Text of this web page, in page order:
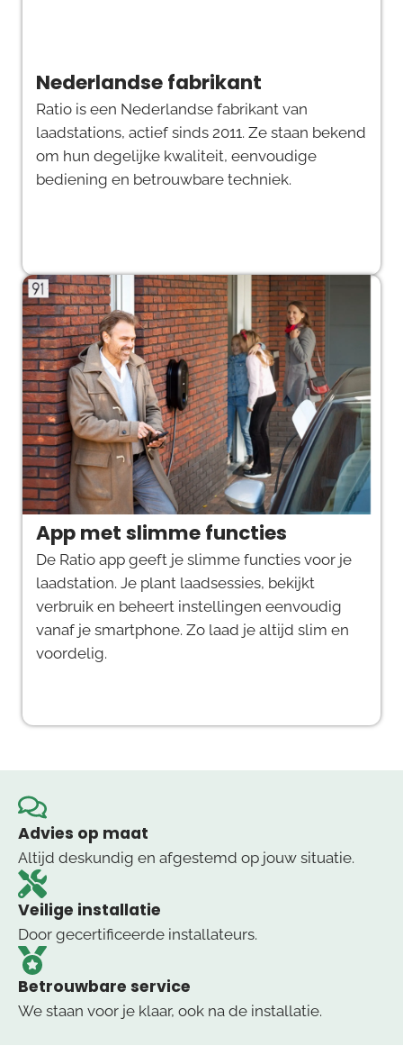
Nederlandse fabrikant
Ratio is een Nederlandse fabrikant van
laadstations, actief sinds 2011. Ze staan bekend
om hun degelijke kwaliteit, eenvoudige
bediening en betrouwbare techniek.
App met slimme functies
De Ratio app geeft je slimme functies voor je
laadstation. Je plant laadsessies, bekijkt
verbruik en beheert instellingen eenvoudig
vanaf je smartphone. Zo laad je altijd slim en
voordelig.
Advies op maat
Altijd deskundig en afgestemd op jouw situatie.
Veilige installatie
Door gecertificeerde installateurs.
Betrouwbare service
We staan voor je klaar, ook na de installatie.